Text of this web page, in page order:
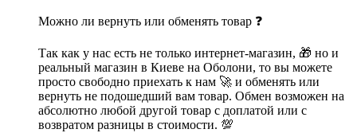
Можно ли вернуть или обменять товар ❓
Так как у нас есть не только интернет-магазин, 🎁 но и
реальный магазин в Киеве на Оболони, то вы можете
просто свободно приехать к нам 🚀 и обменять или
вернуть не подошедший вам товар. Обмен возможен на
абсолютно любой другой товар с доплатой или с
возвратом разницы в стоимости. 💯